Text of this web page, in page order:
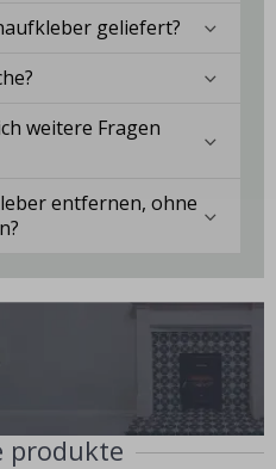
geliefert?
weitere Fragen
entfernen, ohne
produkte